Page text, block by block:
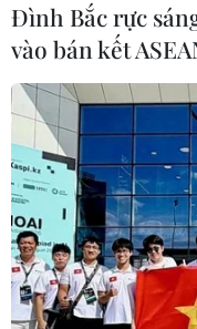
Đình Bắc rực
vào bán kết